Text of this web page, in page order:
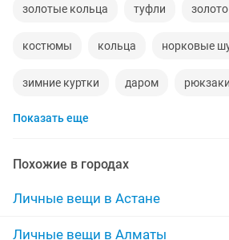
золотые кольца туфли
костюмы кольца норковые
зимние куртки даром рюкзаки
кожаные куртки
золотые цепочки свадебное платье
серьги золотые сумка
Показать еще
Похожие в городах
Личные вещи в Астане
Личные вещи в Алматы